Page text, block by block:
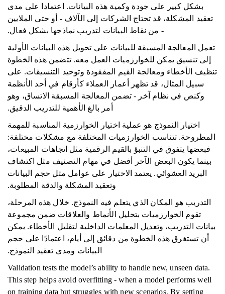
بشكل كبير على جودة وكمية هذه البيانات. اعتمادا على مدى
تعقيد المشكلة، قد تحتاج الشركات إلى الآلاف - أو حتى الملايين
- من نقاط البيانات لتدريب نماذجها بشكل فعال.
تعمل المعالجة المسبقة للبيانات على تحويل هذه البيانات الأولية
إلى تنسيق يمكن للخوارزميات العمل معه. تتضمن هذه الخطوة
تنظيف الأخطاء ومعالجة القيم المفقودة وتوحيد التنسيقات. على
سبيل المثال، قد تظهر أعمار العملاء كأرقام في أحد الأنظمة
وكنص في نظام آخر - تضمن المعالجة المسبقة الاتساق، وهو
أمر بالغ الأهمية للتدريب الدقيق.
اختيار النموذج هو عملية اختيار الخوارزمية المناسبة للمهمة
المطروحة. تتناسب الخوارزميات المختلفة مع مشكلات مختلفة:
فبعضها يتفوق في التنبؤ بالقيم الرقمية مثل اتجاهات المبيعات،
بينما يكون البعض الآخر أفضل في مهام التصنيف مثل اكتشاف
البريد العشوائي. يعتمد الاختيار على عوامل مثل حجم البيانات
وتعقيد المشكلة والدقة المطلوبة.
التدريب هو المكان الذي يتعلم فيه النموذج. خلال هذه المرحلة،
تقوم الخوارزميات بتحليل الأنماط والعلاقات ضمن مجموعة
بيانات التدريب، وتعديل المعلمات الداخلية لتقليل الأخطاء. يمكن
أن تستغرق هذه الخطوة من دقائق إلى أيام، اعتمادًا على حجم
البيانات ومدى تعقيد النموذج.
Validation tests the model’s ability to handle new, unseen data.
This step helps avoid overfitting - when a model performs well
on training data but struggles with new scenarios. By setting